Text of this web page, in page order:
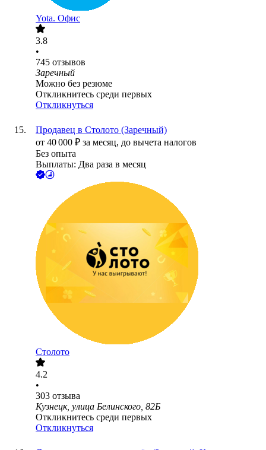
Yota. Офис
3.8
•
745 отзывов
Заречный
Можно без резюме
Откликнитесь среди первых
Откликнуться
Продавец в Столото (Заречный)
от 40 000 ₽ за месяц, до вычета налогов
Без опыта
Выплаты: Два раза в месяц
Столото
4.2
•
303 отзыва
Кузнецк, улица Белинского, 82Б
Откликнитесь среди первых
Откликнуться